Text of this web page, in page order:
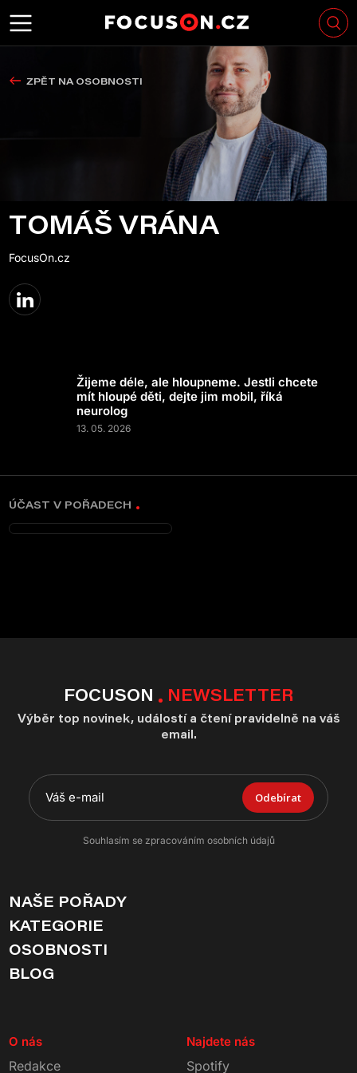
ZPĚT NA OSOBNOSTI
TOMÁŠ VRÁNA
FocusOn.cz
Žijeme déle, ale hloupneme. Jestli chcete
mít hloupé děti, dejte jim mobil, říká
neurolog
13. 05. 2026
ÚČAST V POŘADECH
FOCUSON NEWSLETTER
Výběr top novinek, událostí a čtení pravidelně na váš
email.
Odebírat
Souhlasím se zpracováním osobních údajů
NAŠE POŘADY
KATEGORIE
OSOBNOSTI
BLOG
O nás
Redakce
Najdete nás
Spotify